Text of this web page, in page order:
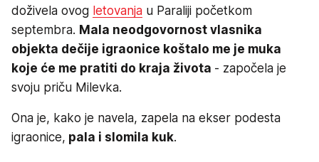
doživela ovog letovanja u Paraliji početkom
septembra. Mala neodgovornost vlasnika
objekta dečije igraonice koštalo me je muka
koje će me pratiti do kraja života - započela je
svoju priču Milevka.
Ona je, kako je navela, zapela na ekser podesta
igraonice, pala i slomila kuk.